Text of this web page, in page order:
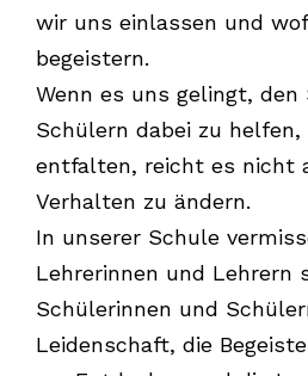
wir uns einlassen und
begeistern.
Wenn es uns gelingt, den
Schülern dabei zu helfen,
entfalten, reicht es nicht
Verhalten zu ändern.
In unserer Schule
Lehrerinnen und Lehrern
Schülerinnen und
Leidenschaft, die